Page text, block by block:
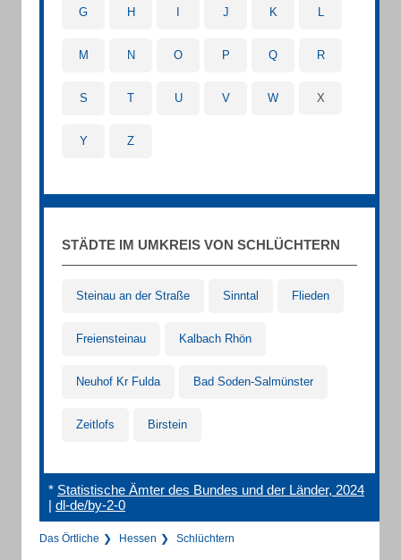
G H J K L
M N O P Q R
S T U V W X
Y Z
STÄDTE IM UMKREIS VON SCHLÜCHTERN
Steinau an der Straße Sinntal Flieden
Freiensteinau Kalbach Rhön
Neuhof Kr Fulda Bad Soden-Salmünster
Zeitlofs Birstein
* Statistische Ämter des Bundes und der Länder, 2024
| dl-de/by-2-0
Das Örtliche Hessen Schlüchtern